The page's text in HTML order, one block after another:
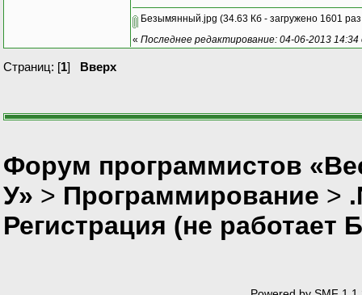
Безымянный.jpg (34.63 Кб - загружено 1601
« Последнее редактирование: 04-06-2013
Страниц: [1] Вверх
Форум программистов
У» > Программирование >
Регистрация (не работает